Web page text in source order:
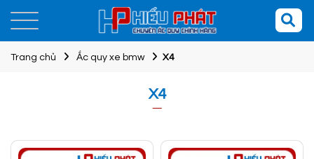
Trang chủ Ắc quy xe bmw X4
X4